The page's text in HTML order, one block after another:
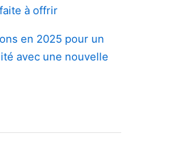
à offrir
en 2025 pour un
avec une nouvelle